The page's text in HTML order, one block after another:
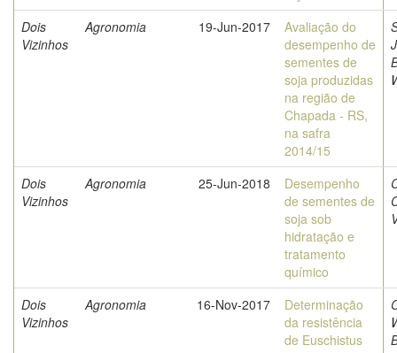
Dois
Vizinhos
Agronomia 19-Jun-2017
Avaliação do
desempenho de
sementes de
soja produzidas
na região de
Chapada - RS,
na safra
2014/15
Dois
Vizinhos
Agronomia 25-Jun-2018
Desempenho
de sementes de
soja sob
hidratação e
tratamento
químico
Dois
Vizinhos
Agronomia 16-Nov-2017
Determinação
da resistência
de Euschistus